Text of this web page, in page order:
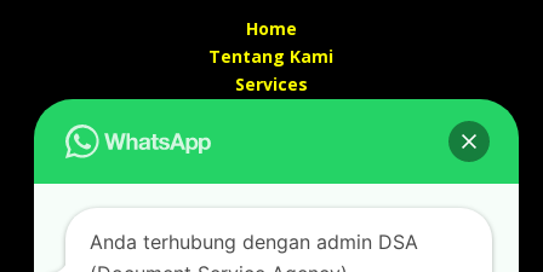
Home
Tentang Kami
Services
Alamat kantor :
Jl Swadaya Pam No 6 Rt 006 Rw 007 Jatinegara,
Cakung, Jakarta Timur 13930
Anda terhubung dengan admin DSA